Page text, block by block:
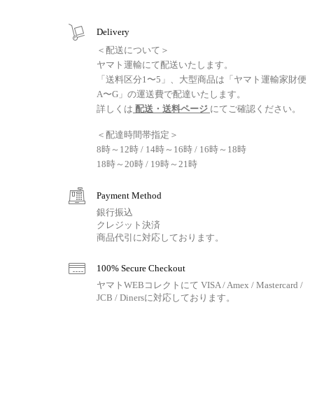
Delivery
＜配送について＞
ヤマト運輸にて配送いたします。
「送料区分1〜5」、大型商品は「ヤマト運輸家財便
A〜G」の運送費で配達いたします。
詳しくは 配送・送料ページ にてご確認ください。
＜配達時間帯指定＞
8時～12時 / 14時～16時 / 16時～18時
18時～20時 / 19時～21時
Payment Method
銀行振込
クレジット決済
商品代引に対応しております。
100% Secure Checkout
ヤマトWEBコレクトにて VISA / Amex / Mastercard /
JCB / Dinersに対応しております。